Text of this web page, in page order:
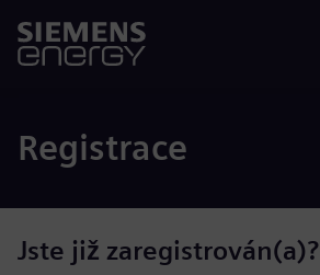
Registrace
Jste již zaregistrován(a)?